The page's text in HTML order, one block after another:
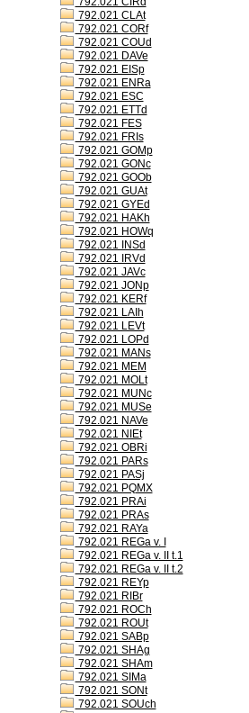
792.021 CLAt
792.021 CORf
792.021 COUd
792.021 DAVe
792.021 EISp
792.021 ENRa
792.021 ESC
792.021 ETTd
792.021 FES
792.021 FRIs
792.021 GOMp
792.021 GONc
792.021 GOOb
792.021 GUAt
792.021 GYEd
792.021 HAKh
792.021 HOWq
792.021 INSd
792.021 IRVd
792.021 JAVc
792.021 JONp
792.021 KERf
792.021 LAIh
792.021 LEVt
792.021 LOPd
792.021 MANs
792.021 MEM
792.021 MOLt
792.021 MUNc
792.021 MUSe
792.021 NAVe
792.021 NIEt
792.021 OBRi
792.021 PARs
792.021 PASj
792.021 PQMX
792.021 PRAi
792.021 PRAs
792.021 RAYa
792.021 REGa v. I
792.021 REGa v. II t.1
792.021 REGa v. II t.2
792.021 REYp
792.021 RIBr
792.021 ROCh
792.021 ROUt
792.021 SABp
792.021 SHAg
792.021 SHAm
792.021 SIMa
792.021 SONt
792.021 SOUch